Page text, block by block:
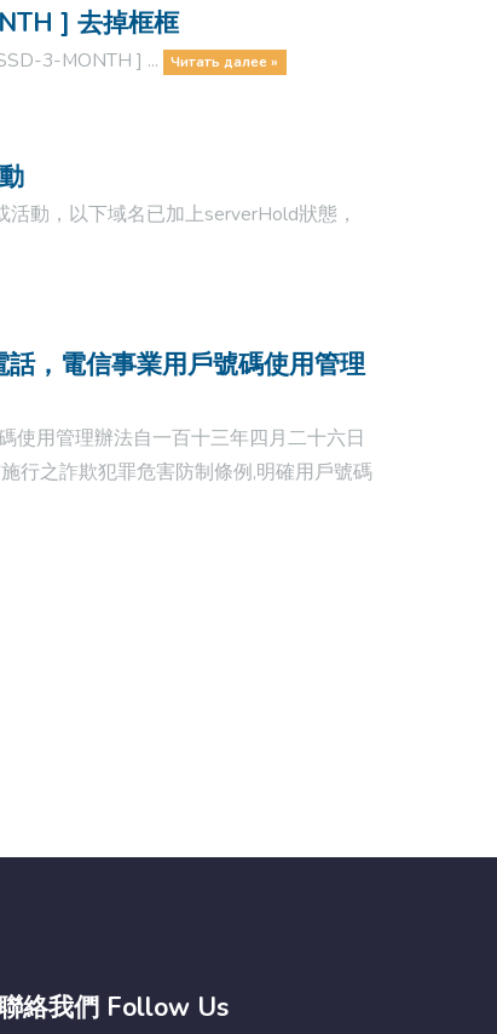
] 去掉框框
3-MONTH ] ...
Читать далее »
動，以下域名已加上serverHold狀態，
，電信事業用戶號碼使用管理
用管理辦法自一百十三年四月二十六日
行之詐欺犯罪危害防制條例,明確用戶號碼
絡我們 Follow Us